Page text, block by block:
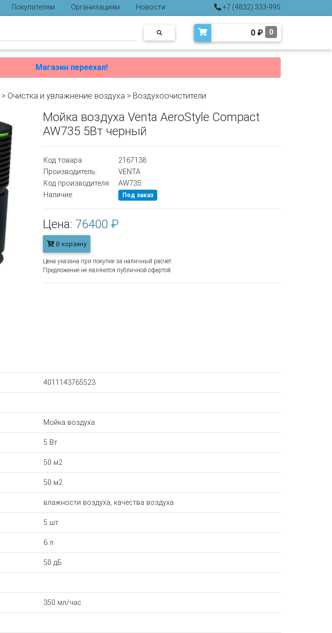
Покупателям Организациям
Новости
+7 (4832) 333-995
0 ₽ 0
Магазин переехал!
> Очистка и увлажнение воздуха > Воздухоочистители
Мойка воздуха Venta AeroStyle Compact
AW735 5Вт черный
Код товара:
2167138
Производитель:
VENTA
Код производителя:
AW735
Наличие:
Под заказ
Цена: 76400 ₽
В корзину
Цена указана при покупке за наличный расчёт.
Предложение не являются публичной офертой.
4011143765523
Мойка воздуха
5 Вт
50 м2
50 м2
влажности воздуха, качества воздуха
5 шт
6 л
50 дБ
350 мл/час